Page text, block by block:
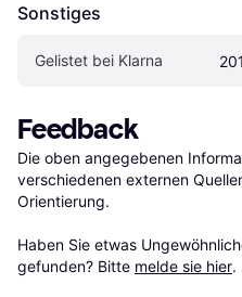
Sonstiges
Gelistet bei Klarna
Feedback
Die oben angegebenen
verschiedenen externen
Orientierung.
Haben Sie etwas
gefunden? Bitte melde sie hier.